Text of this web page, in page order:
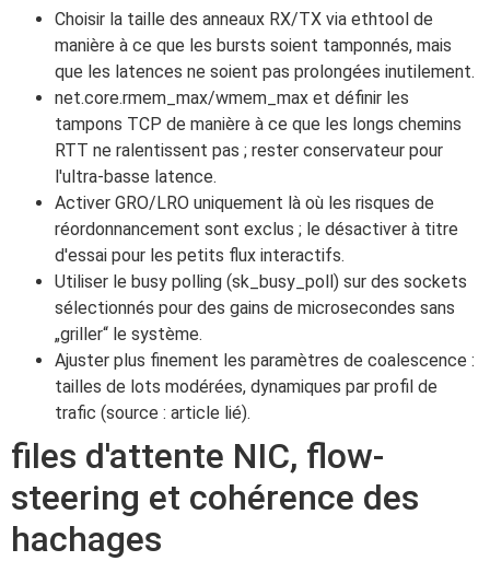
Choisir la taille des anneaux RX/TX via ethtool de
manière à ce que les bursts soient tamponnés, mais
que les latences ne soient pas prolongées inutilement.
net.core.rmem_max/wmem_max et définir les
tampons TCP de manière à ce que les longs chemins
RTT ne ralentissent pas ; rester conservateur pour
l'ultra-basse latence.
Activer GRO/LRO uniquement là où les risques de
réordonnancement sont exclus ; le désactiver à titre
d'essai pour les petits flux interactifs.
Utiliser le busy polling (sk_busy_poll) sur des sockets
sélectionnés pour des gains de microsecondes sans
„griller“ le système.
Ajuster plus finement les paramètres de coalescence :
tailles de lots modérées, dynamiques par profil de
trafic (source : article lié).
files d'attente NIC, flow-
steering et cohérence des
hachages